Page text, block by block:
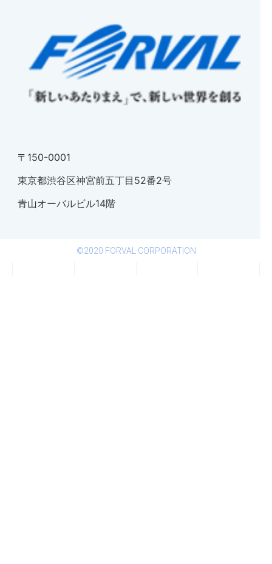
〒150-0001
東京都渋谷区神宮前五丁目52番2号
青山オーバルビル14階
©2020 FORVAL CORPORATION